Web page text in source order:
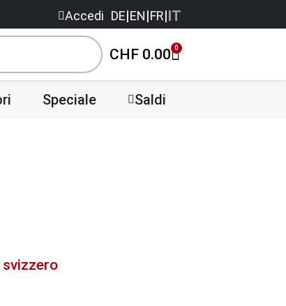
Accedi DE|EN|FR|IT
CHF 0.00 0
Speciale Saldi